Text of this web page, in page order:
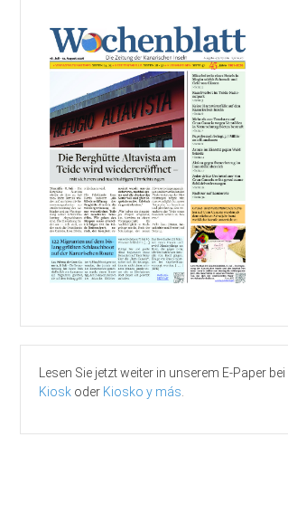
Lesen Sie jetzt weiter in unserem E-Paper bei
Kiosk oder Kiosko y más